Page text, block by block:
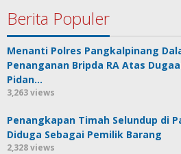
Berita Populer
Menanti Polres Pangkalpinang
Penanganan Bripda RA Atas
Pidan…
3,263 views
Penangkapan Timah Selundup di
Diduga Sebagai Pemilik Barang
2,328 views